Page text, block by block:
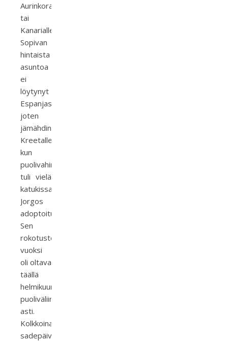
Aurinkorannikolle
tai
Kanarialle.
Sopivan
hintaista
asuntoa
ei
löytynyt
Espanjasta,
joten
jämähdin
Kreetalle,
kun
puolivahingossa
tuli vielä
katukissa
Jorgos
adoptoitua.
Sen
rokotusten
vuoksi
oli oltava
täällä
helmikuun
puoliväliin
asti.
Kolkkoina
sadepäivinä,